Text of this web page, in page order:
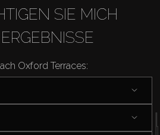
SIE MICH
Oxford Terraces: